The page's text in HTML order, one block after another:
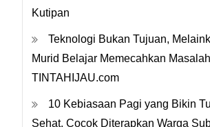
Kutipan
Teknologi Bukan Tujuan,
Murid Belajar Memecahkan
TINTAHIJAU.com
10 Kebiasaan Pagi yang Bikin
Sehat, Cocok Diterapkan Warga